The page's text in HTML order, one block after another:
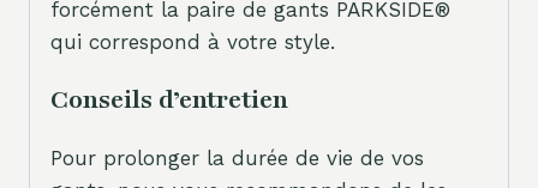
forcément la paire de gants PARKSIDE®
qui correspond à votre style.
Conseils d’entretien
Pour prolonger la durée de vie de vos